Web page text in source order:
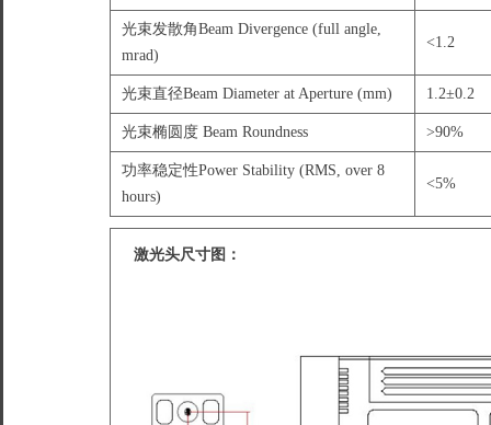
光束发散角Beam Divergence (full angle,
mrad)
<1.2
光束直径Beam Diameter at Aperture (mm) 1.2±0.2
光束椭圆度 Beam Roundness >90%
功率稳定性Power Stability (RMS, over 8
hours)
<5%
激光头尺寸图：